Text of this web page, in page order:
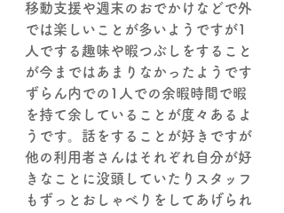
移動支援や週末のおでかけなどで外
では楽しいことが多いようですが1
人でする趣味や暇つぶしをすること
が今まではあまりなかったようです
ずらん内での1人での余暇時間で暇
を持て余していることが度々あるよ
うです。話をすることが好きですが
他の利用者さんはそれぞれ自分が好
きなことに没頭していたりスタッフ
もずっとおしゃべりをしてあげられ